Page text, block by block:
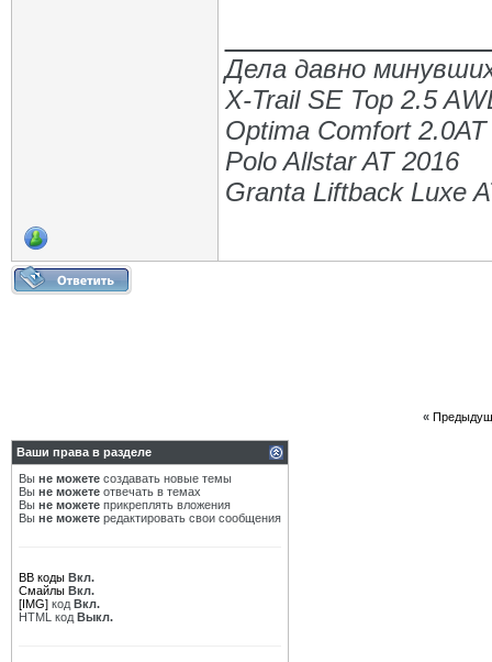
Дела давно
X-Trail SE Top 2.5
Optima Comfort
Polo Allstar AT 2016
Granta Liftback Luxe
«
Ваши права в разделе
Вы не можете создавать новые темы
Вы не можете отвечать в темах
Вы не можете прикреплять вложения
Вы не можете редактировать свои сообщения
BB коды Вкл.
Смайлы Вкл.
[IMG] код Вкл.
HTML код Выкл.